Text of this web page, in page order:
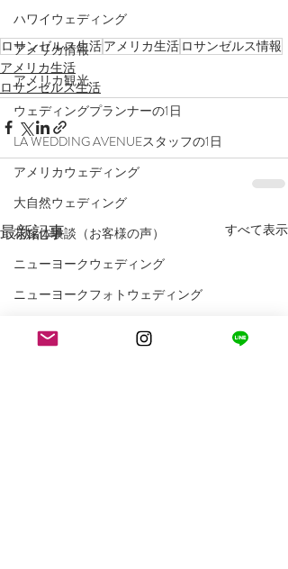
ハワイウェディング
アメリカ情報
アメリカ観光
ウェディングプランナーの1日
LA WEDDING AVENUEスタッフの1日
アメリカウェディング
大自然ウェディング
花嫁体験談（お客様の声）
ニューヨークウェディング
ニューヨークフォトウェディング
ロサンゼルス生活アメリカ生活 ロサンゼルス情報
アメリカ生活
ロサンゼルス生活
最新記事 すべて表示